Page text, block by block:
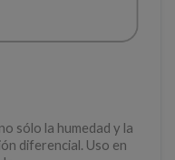
sólo la humedad y la
diferencial. Uso en